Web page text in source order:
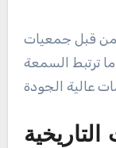
من قبل جمعيات
ترتبط السمعة
التاريخية